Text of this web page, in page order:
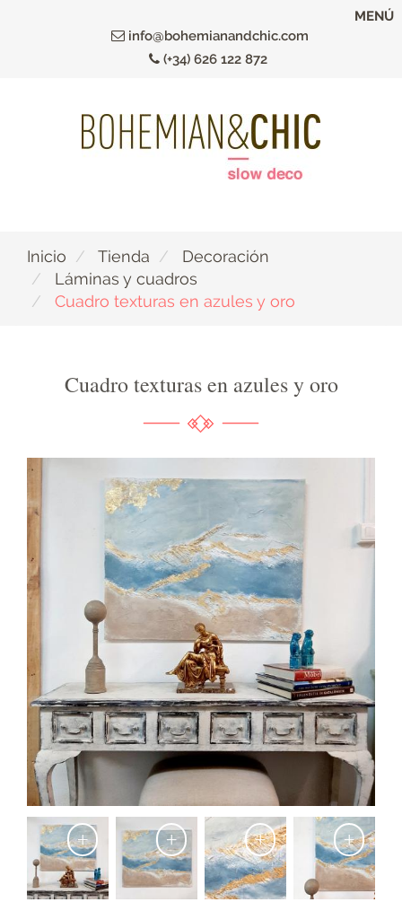
info@bohemianandchic.com
(+34) 626 122 872
MENÚ
Inicio Tienda
Decoración
Láminas y cuadros
Cuadro texturas en azules y oro
Cuadro texturas en azules y oro
+ + + +